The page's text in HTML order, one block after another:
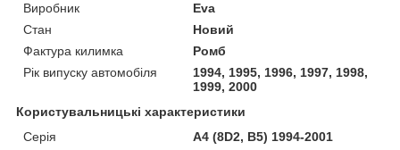
Виробник
Eva
Стан
Новий
Фактура килимка
Ромб
Рік випуску автомобіля
1994, 1995, 1996, 1997, 1998,
1999, 2000
Користувальницькі характеристики
Серія
A4 (8D2, B5) 1994-2001